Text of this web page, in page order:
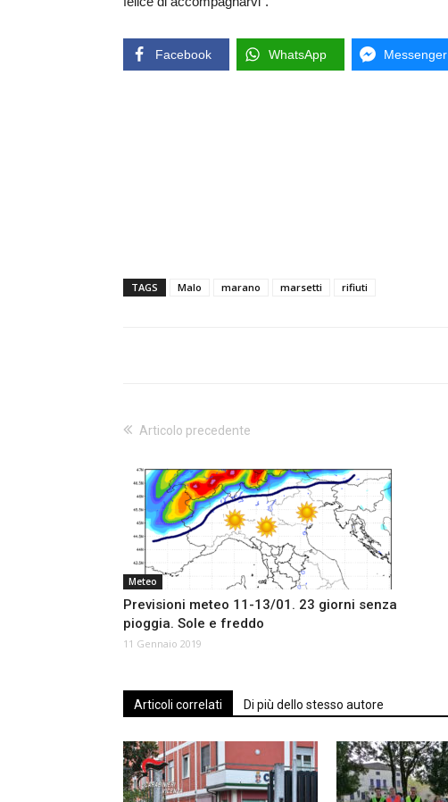
Facebook WhatsApp Messenger
TAGS Malo marano marsetti rifiuti
Articolo precedente
Meteo
Previsioni meteo 11-13/01. 23 giorni senza
pioggia. Sole e freddo
11 Gennaio 2019
Articoli correlati Di più dello stesso autore